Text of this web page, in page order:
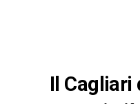
Il Cagliari